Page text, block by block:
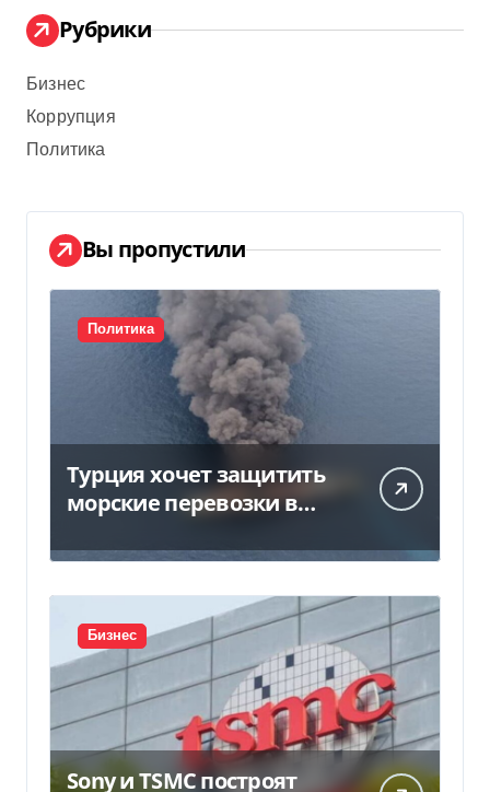
Рубрики
Бизнес
Коррупция
Политика
Вы пропустили
Политика
Турция хочет защитить
морские перевозки в
предложение отправили
в Россию
Бизнес
Sony и TSMC построят